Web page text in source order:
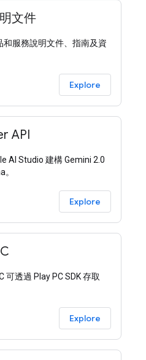
文件
和服務說明文件、指南及資
Explore
API
AI Studio 建構 Gemini 2.0
Explore
可透過 Play PC SDK 存取
Explore